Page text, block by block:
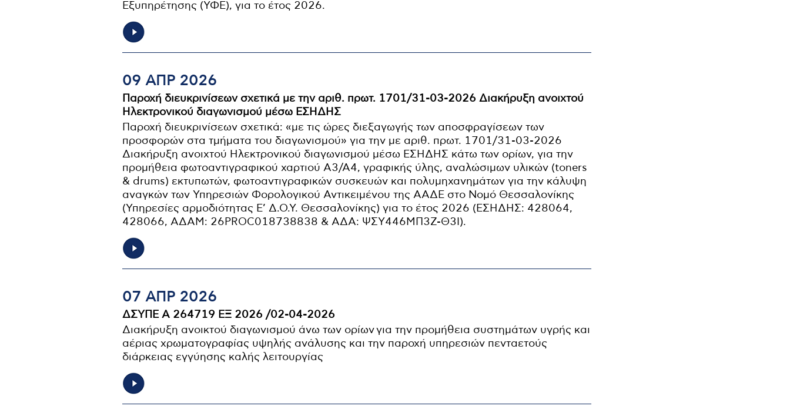
Εξυπηρέτησης (ΥΦΕ), για το έτος 2026.
09 ΑΠΡ 2026
Παροχή διευκρινίσεων σχετικά με την αριθ. πρωτ. 1701/31-03-2026 Διακήρυξη ανοιχτού
Ηλεκτρονικού διαγωνισμού μέσω ΕΣΗΔΗΣ
Παροχή διευκρινίσεων σχετικά: «με τις ώρες διεξαγωγής των αποσφραγίσεων των
προσφορών στα τμήματα του διαγωνισμού» για την με αριθ. πρωτ. 1701/31-03-2026
Διακήρυξη ανοιχτού Ηλεκτρονικού διαγωνισμού μέσω ΕΣΗΔΗΣ κάτω των ορίων, για την
προμήθεια φωτοαντιγραφικού χαρτιού Α3/Α4, γραφικής ύλης, αναλώσιμων υλικών (toners
& drums) εκτυπωτών, φωτοαντιγραφικών συσκευών και πολυμηχανημάτων για την κάλυψη
αναγκών των Υπηρεσιών Φορολογικού Αντικειμένου της ΑΑΔΕ στο Νομό Θεσσαλονίκης
(Υπηρεσίες αρμοδιότητας Ε’ Δ.Ο.Υ. Θεσσαλονίκης) για το έτος 2026 (ΕΣΗΔΗΣ: 428064,
428066, ΑΔΑΜ: 26PROC018738838 & ΑΔΑ: ΨΣΥ446ΜΠ3Ζ-Θ3Ι).
07 ΑΠΡ 2026
ΔΣΥΠΕ Α 264719 EΞ 2026 /02-04-2026
Διακήρυξη ανοικτού διαγωνισμού άνω των ορίων για την προμήθεια συστημάτων υγρής και
αέριας χρωματογραφίας υψηλής ανάλυσης και την παροχή υπηρεσιών πενταετούς
διάρκειας εγγύησης καλής λειτουργίας